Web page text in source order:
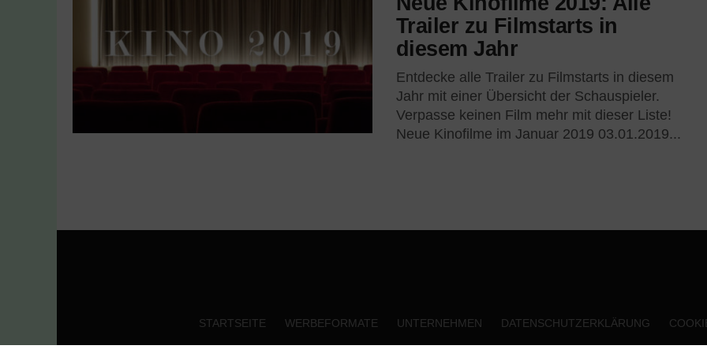
Trailer zu Filmstarts in
diesem Jahr
Entdecke alle Trailer zu Filmstarts in diesem
Jahr mit einer Übersicht der Schauspieler.
Verpasse keinen Film mehr mit dieser Liste!
Neue Kinofilme im Januar 2019 03.01.2019...
STARTSEITE WERBEFORMATE UNTERNEHMEN DATENSCHUTZERKLÄRUNG